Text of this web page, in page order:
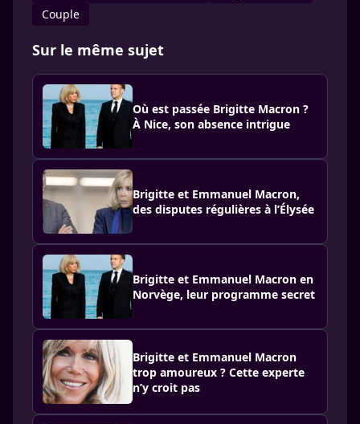
Couple
Sur le même sujet
Où est passée Brigitte Macron ?
À Nice, son absence intrigue
Brigitte et Emmanuel Macron,
des disputes régulières à l’Élysée
Brigitte et Emmanuel Macron en
Norvège, leur programme secret
Brigitte et Emmanuel Macron
trop amoureux ? Cette experte
n’y croit pas